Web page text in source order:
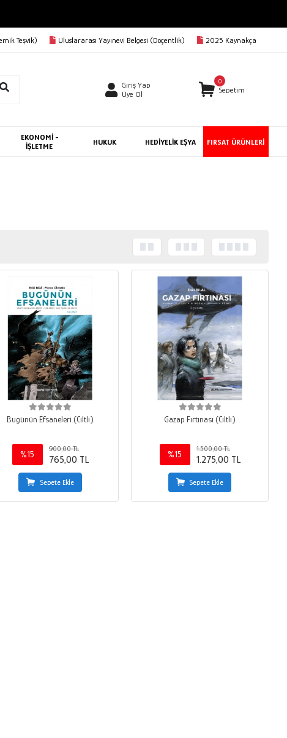
Teşvik) Uluslararası Yayınevi Belgesi (Doçentlik) 2025 Kaynakça
Giriş Yap
Üye Ol
0
Sepetim
EKONOMİ -
İŞLETME
HUKUK HEDİYELİK EŞYA FIRSAT ÜRÜNLERİ
Bugünün Efsaneleri (Ciltli)
%15
900,00 TL
765,00 TL
Sepete Ekle
Gazap Fırtınası (Ciltli)
%15
1.500,00 TL
1.275,00 TL
Sepete Ekle